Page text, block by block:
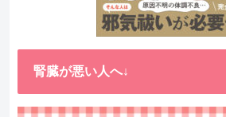
腎臓が悪い人へ↓